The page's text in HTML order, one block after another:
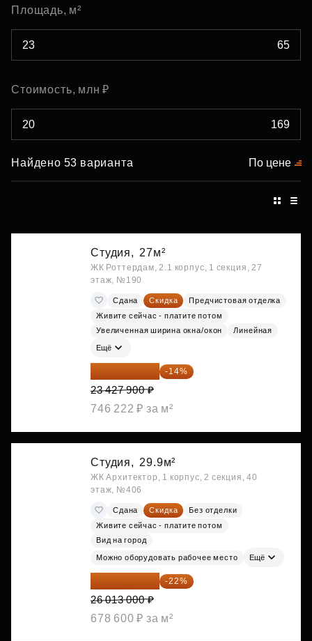
Площадь, м²
Стоимость, млн ₽
Найдено 53 варианта По цене
Студия, 27м²
ЖК Роттердам, 2.1 корпус, 1 секция, 27
этаж, №190
Сдана Скидка
Предчистовая отделка
Живите сейчас - платите потом
Увеличенная ширина окна/окон
Линейная
Ещё
20 147 994 ₽ -14%
23 427 900 ₽
746 222 ₽ за м²
Студия, 29.9м²
ЖК Архитектор, 1 корпус, 2 секция, 40
этаж, №406
Сдана Скидка
Без отделки
Живите сейчас - платите потом
Вид на город
Можно оборудовать рабочее место Ещё
20 290 140 ₽ -22%
26 013 000 ₽
678 600 ₽ за м²